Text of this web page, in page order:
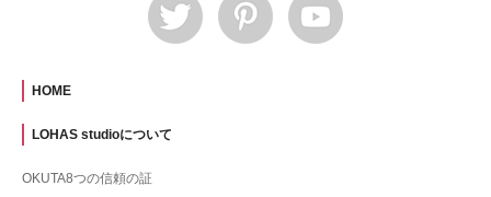
HOME
LOHAS studioについて
OKUTA8つの信頼の証